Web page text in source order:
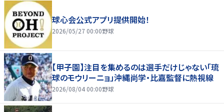
球心会公式アプリ提供開始！
2026/05/27 00:00野球
【甲子園】注目を集めるのは選手だけじゃない「琉
球のモウリーニョ」沖縄尚学・比嘉監督に熱視線
2026/08/04 00:00野球